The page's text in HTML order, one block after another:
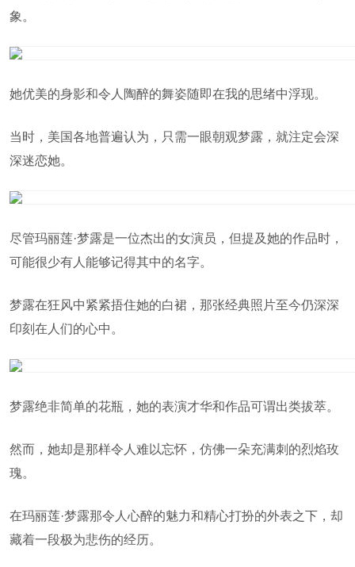
象。
她优美的身影和令人陶醉的舞姿随即在我的思绪中浮现。
当时，美国各地普遍认为，只需一眼朝观梦露，就注定会深
深迷恋她。
尽管玛丽莲·梦露是一位杰出的女演员，但提及她的作品时，
可能很少有人能够记得其中的名字。
梦露在狂风中紧紧捂住她的白裙，那张经典照片至今仍深深
印刻在人们的心中。
梦露绝非简单的花瓶，她的表演才华和作品可谓出类拔萃。
然而，她却是那样令人难以忘怀，仿佛一朵充满刺的烈焰玫
瑰。
在玛丽莲·梦露那令人心醉的魅力和精心打扮的外表之下，却
藏着一段极为悲伤的经历。